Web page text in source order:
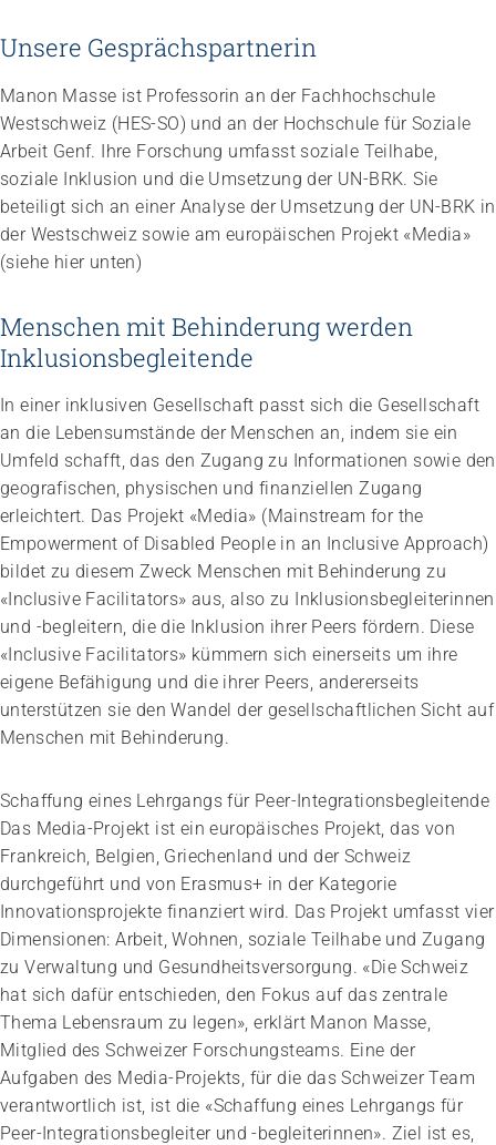
Unsere Gesprächspartnerin
Manon Masse ist Professorin an der Fachhochschule
Westschweiz (HES-SO) und an der Hochschule für Soziale
Arbeit Genf. Ihre Forschung umfasst soziale Teilhabe,
soziale Inklusion und die Umsetzung der UN-BRK. Sie
beteiligt sich an einer Analyse der Umsetzung der UN-BRK in
der Westschweiz sowie am europäischen Projekt «Media»
(siehe hier unten)
Menschen mit Behinderung werden
Inklusionsbegleitende
In einer inklusiven Gesellschaft passt sich die Gesellschaft
an die Lebensumstände der Menschen an, indem sie ein
Umfeld schafft, das den Zugang zu Informationen sowie den
geografischen, physischen und finanziellen Zugang
erleichtert. Das Projekt «Media» (Mainstream for the
Empowerment of Disabled People in an Inclusive Approach)
bildet zu diesem Zweck Menschen mit Behinderung zu
«Inclusive Facilitators» aus, also zu Inklusionsbegleiterinnen
und -begleitern, die die Inklusion ihrer Peers fördern. Diese
«Inclusive Facilitators» kümmern sich einerseits um ihre
eigene Befähigung und die ihrer Peers, andererseits
unterstützen sie den Wandel der gesellschaftlichen Sicht auf
Menschen mit Behinderung.
Schaffung eines Lehrgangs für Peer-Integrationsbegleitende
Das Media-Projekt ist ein europäisches Projekt, das von
Frankreich, Belgien, Griechenland und der Schweiz
durchgeführt und von Erasmus+ in der Kategorie
Innovationsprojekte finanziert wird. Das Projekt umfasst vier
Dimensionen: Arbeit, Wohnen, soziale Teilhabe und Zugang
zu Verwaltung und Gesundheitsversorgung. «Die Schweiz
hat sich dafür entschieden, den Fokus auf das zentrale
Thema Lebensraum zu legen», erklärt Manon Masse,
Mitglied des Schweizer Forschungsteams. Eine der
Aufgaben des Media-Projekts, für die das Schweizer Team
verantwortlich ist, ist die «Schaffung eines Lehrgangs für
Peer-Integrationsbegleiter und -begleiterinnen». Ziel ist es,